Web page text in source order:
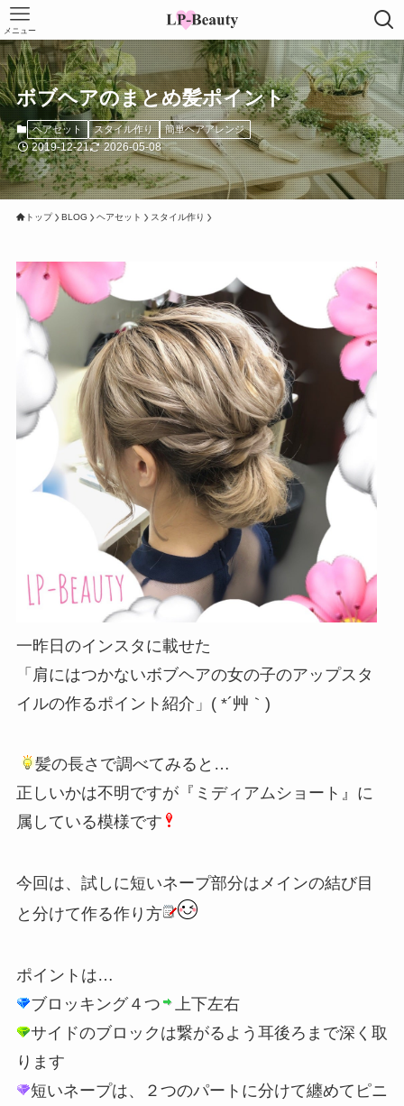
メニュー
ボブヘアのまとめ髪ポイント
ヘアセット スタイル作り 簡単ヘアアレンジ
2019-12-21 2026-05-08
トップ BLOG ヘアセット スタイル作り
一昨日のインスタに載せた
「肩にはつかないボブヘアの女の子のアップスタ
イルの作るポイント紹介」( *´艸｀)
髪の長さで調べてみると…
正しいかは不明ですが『ミディアムショート』に
属している模様です
今回は、試しに短いネープ部分はメインの結び目
と分けて作る作り方
ポイントは…
ブロッキング４つ
上下左右
サイドのブロックは繋がるよう耳後ろまで深く取
ります
短いネープは、２つのパートに分けて纏めてピニ